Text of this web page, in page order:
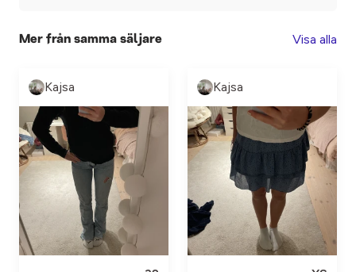
Mer från samma säljare Visa alla
Kajsa Kajsa